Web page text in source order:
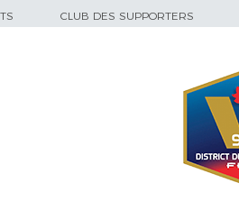
CLUB DES SUPPORTERS